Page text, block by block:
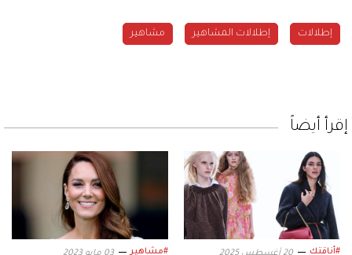
إطلالات إطلالات المشاهير مشاهير
إقرأ أيضاً
#أناقتك #مشاهير